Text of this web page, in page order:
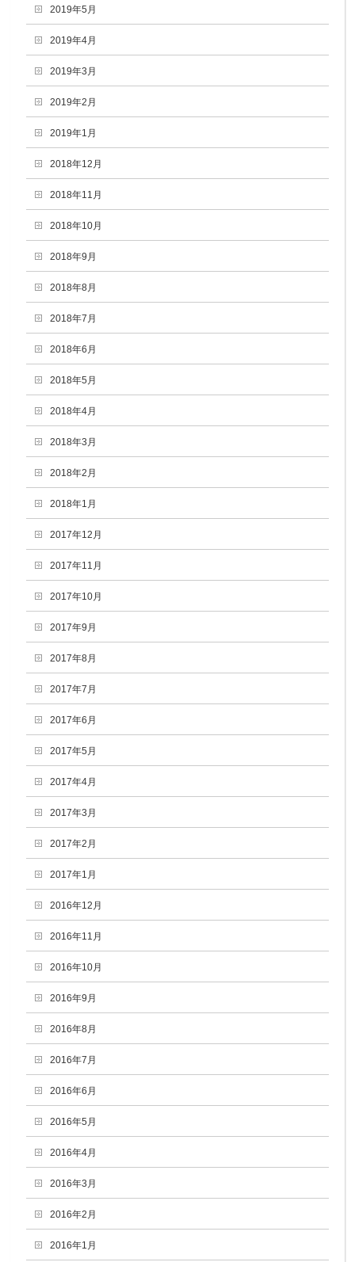
2019年5月
2019年4月
2019年3月
2019年2月
2019年1月
2018年12月
2018年11月
2018年10月
2018年9月
2018年8月
2018年7月
2018年6月
2018年5月
2018年4月
2018年3月
2018年2月
2018年1月
2017年12月
2017年11月
2017年10月
2017年9月
2017年8月
2017年7月
2017年6月
2017年5月
2017年4月
2017年3月
2017年2月
2017年1月
2016年12月
2016年11月
2016年10月
2016年9月
2016年8月
2016年7月
2016年6月
2016年5月
2016年4月
2016年3月
2016年2月
2016年1月